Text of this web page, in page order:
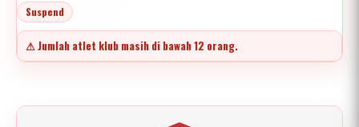
Suspend
⚠ Jumlah atlet klub masih di bawah 12 orang.